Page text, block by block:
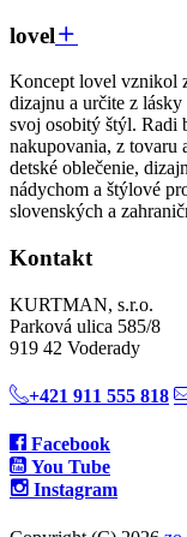
lovel
Koncept lovel vznikol
dizajnu a určite z
svoj osobitý štýl. Radi
nakupovania, z tovaru
detské oblečenie,
nádychom a štýlové
slovenských a
Kontakt
KURTMAN, s.r.o.
Parková ulica 585/8
919 42 Voderady
+421 911 555 818
Facebook
You Tube
Instagram